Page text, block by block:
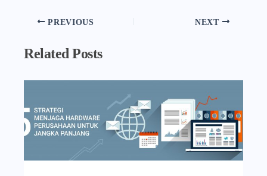
PREVIOUS NEXT
Related Posts